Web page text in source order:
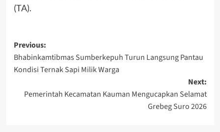
(TA).
Post
navigation
Previous:
Bhabinkamtibmas Sumberkepuh Turun Langsung Pantau
Kondisi Ternak Sapi Milik Warga
Next:
Pemerintah Kecamatan Kauman Mengucapkan Selamat
Grebeg Suro 2026